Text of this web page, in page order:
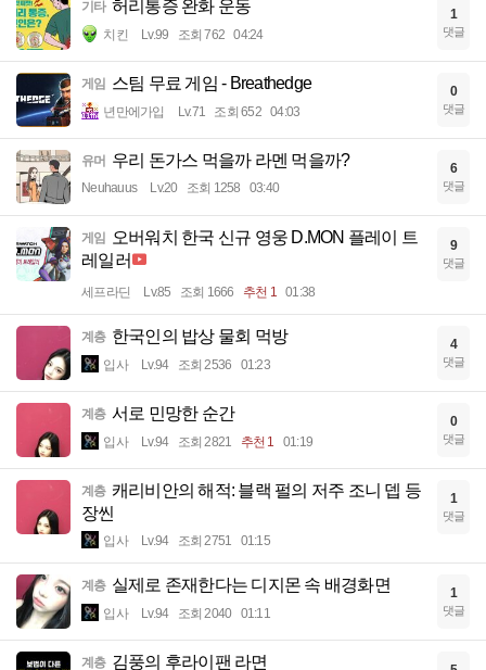
기타 허리통증 완화 운동
치킨 Lv.99 조회 762 04:24
1
댓글
게임 스팀 무료 게임 - Breathedge
년만에가입 Lv.71 조회 652 04:03
0
댓글
유머 우리 돈가스 먹을까 라멘 먹을까?
Neuhauus Lv.20 조회 1258 03:40
6
댓글
게임 오버워치 한국 신규 영웅 D.MON 플레이 트
레일러
세프라딘 Lv.85 조회 1666 추천 1 01:38
9
댓글
계층 한국인의 밥상 물회 먹방
입사 Lv.94 조회 2536 01:23
4
댓글
계층 서로 민망한 순간
입사 Lv.94 조회 2821 추천 1 01:19
0
댓글
계층 캐리비안의 해적: 블랙 펄의 저주 조니 뎁 등
장씬
입사 Lv.94 조회 2751 01:15
1
댓글
계층 실제로 존재한다는 디지몬 속 배경화면
입사 Lv.94 조회 2040 01:11
1
댓글
계층 김풍의 후라이팬 라면